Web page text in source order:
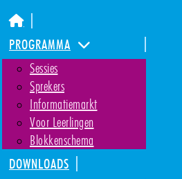
PROGRAMMA
Sessies
Sprekers
Informatiemarkt
Voor Leerlingen
Blokkenschema
DOWNLOADS